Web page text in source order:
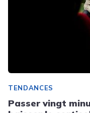
TENDANCES
Passer vingt